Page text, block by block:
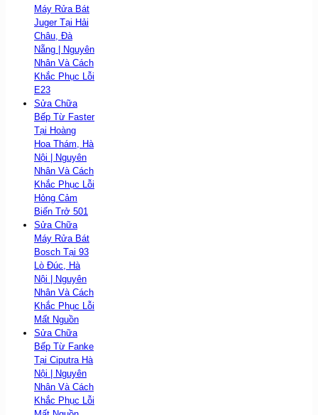
Máy Rửa Bát
Juger Tại Hải
Châu, Đà
Nẵng | Nguyên
Nhân Và Cách
Khắc Phục Lỗi
E23
Sửa Chữa
Bếp Từ Faster
Tại Hoàng
Hoa Thám, Hà
Nội | Nguyên
Nhân Và Cách
Khắc Phục Lỗi
Hỏng Cảm
Biến Trở 501
Sửa Chữa
Máy Rửa Bát
Bosch Tại 93
Lò Đúc, Hà
Nội | Nguyên
Nhân Và Cách
Khắc Phục Lỗi
Mất Nguồn
Sửa Chữa
Bếp Từ Fanke
Tại Ciputra Hà
Nội | Nguyên
Nhân Và Cách
Khắc Phục Lỗi